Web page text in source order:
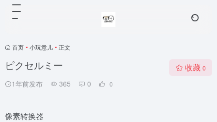
首页 • 小玩意儿 • 正文
ピクセルミー
1年前发布 365 0 0
收藏 0
像素转换器